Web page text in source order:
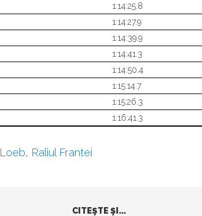
1:14:25.8
1:14:27.9
1:14:39.9
1:14:41.3
1:14:50.4
1:15:14.7
1:15:26.3
1:16:41.3
Loeb, Raliul Frantei
CITEŞTE ŞI...